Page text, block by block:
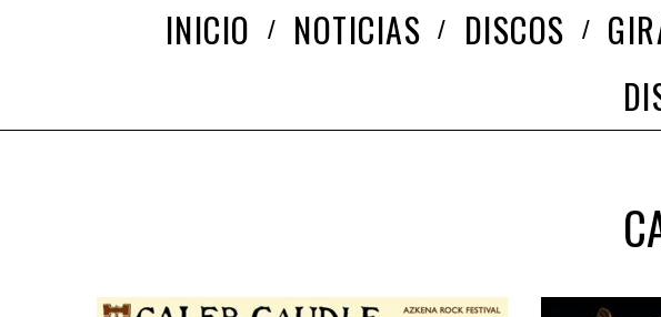
INICIO NOTICIAS DISCOS